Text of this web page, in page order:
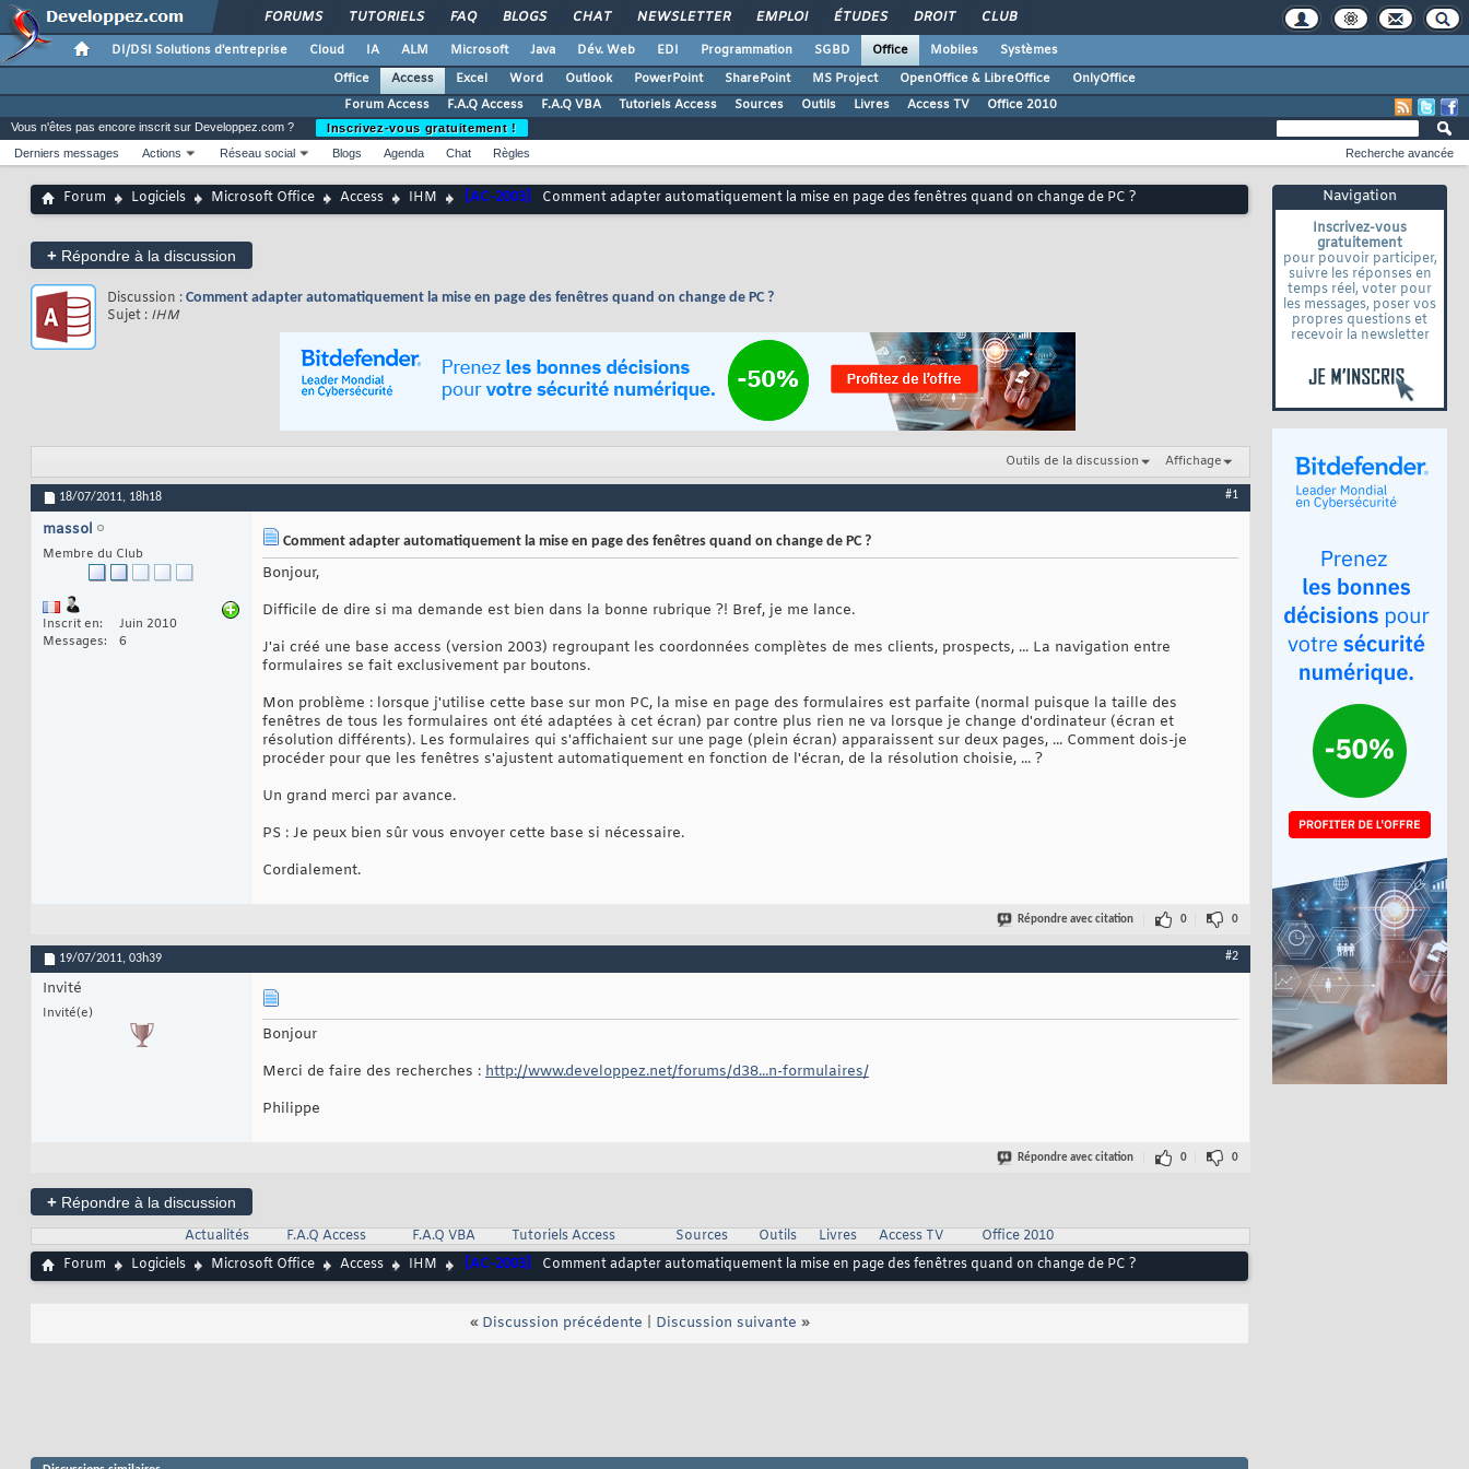
FORUMS TUTORIELS FAQ BLOGS CHAT NEWSLETTER EMPLOI ÉTUDES DROIT CLUB
DI/DSI Solutions d'entreprise Cloud IA ALM Microsoft Java Dév. Web EDI Programmation SGBD Office Mobiles
Systèmes
Office
Access Excel Word Outlook PowerPoint SharePoint MS Project OpenOffice & LibreOffice
OnlyOffice
Forum Access
F.A.Q Access F.A.Q VBA Tutoriels Access Sources Outils Livres Access TV Office 2010
Navigation
Inscrivez-vous
gratuitement
pour pouvoir participer,
suivre les réponses en
temps réel, voter pour
les messages, poser vos
propres questions et
recevoir la newsletter
Vous n'êtes pas encore inscrit sur Developpez.com ?
Inscrivez-vous gratuitement !
Derniers messages
Actions Réseau social Blogs Agenda Chat Règles Recherche avancée
Forum Logiciels Microsoft Office Access IHM [AC-2003] Comment adapter automatiquement la mise en page des fenêtres quand on change de PC ?
+ Répondre à la discussion
Discussion : Comment adapter automatiquement la mise en page des fenêtres quand on change de PC ?
Sujet : IHM
Outils de la discussion Affichage
18/07/2011, 18h18 #1
massol
Membre du Club
Inscrit en
Juin 2010
Messages
6
Comment adapter automatiquement la mise en page des fenêtres quand on change de PC ?
Bonjour,
Difficile de dire si ma demande est bien dans la bonne rubrique ?! Bref, je me lance.
J'ai créé une base access (version 2003) regroupant les coordonnées complètes de mes clients, prospects, ... La navigation entre
formulaires se fait exclusivement par boutons.
Mon problème : lorsque j'utilise cette base sur mon PC, la mise en page des formulaires est parfaite (normal puisque la taille des
fenêtres de tous les formulaires ont été adaptées à cet écran) par contre plus rien ne va lorsque je change d'ordinateur (écran et
résolution différents). Les formulaires qui s'affichaient sur une page (plein écran) apparaissent sur deux pages, ... Comment dois-je
procéder pour que les fenêtres s'ajustent automatiquement en fonction de l'écran, de la résolution choisie, ... ?
Un grand merci par avance.
PS : Je peux bien sûr vous envoyer cette base si nécessaire.
Cordialement.
Répondre avec citation 0 0
19/07/2011, 03h39 #2
Invité
Invité(e)
Bonjour
Merci de faire des recherches : http://www.developpez.net/forums/d38...n-formulaires/
Philippe
Répondre avec citation 0 0
+ Répondre à la discussion
Actualités
F.A.Q Access F.A.Q VBA Tutoriels Access Sources Outils Livres Access TV
Office 2010
Forum
Logiciels Microsoft Office Access IHM [AC-2003] Comment adapter automatiquement la mise en page des fenêtres quand on change de PC ?
« Discussion précédente Discussion suivante »